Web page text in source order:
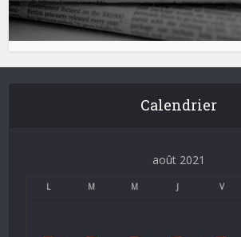
Calendrier
août 2021
L M M J V